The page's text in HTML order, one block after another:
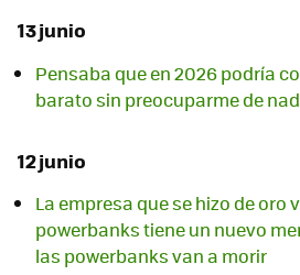
13 junio
Pensaba que en 2026 podría
barato sin preocuparme de
12 junio
La empresa que se hizo de oro
powerbanks tiene un nuevo
las powerbanks van a morir